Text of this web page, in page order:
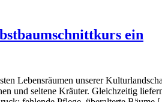
ein
Lebensräumen unserer
und seltene Kräuter. Gleichzeitig